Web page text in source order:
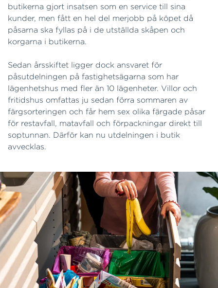
butikerna gjort insatsen som en service till sina
kunder, men fått en hel del merjobb på köpet då
påsarna ska fyllas på i de utställda skåpen och
korgarna i butikerna.
Sedan årsskiftet ligger dock ansvaret för
påsutdelningen på fastighetsägarna som har
lägenhetshus med fler än 10 lägenheter. Villor och
fritidshus omfattas ju sedan förra sommaren av
färgsorteringen och får hem sex olika färgade påsar
för restavfall, matavfall och förpackningar direkt till
soptunnan. Därför kan nu utdelningen i butik
avvecklas.